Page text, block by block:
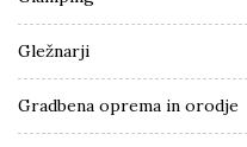
Gležnarji
Gradbena oprema in orodje